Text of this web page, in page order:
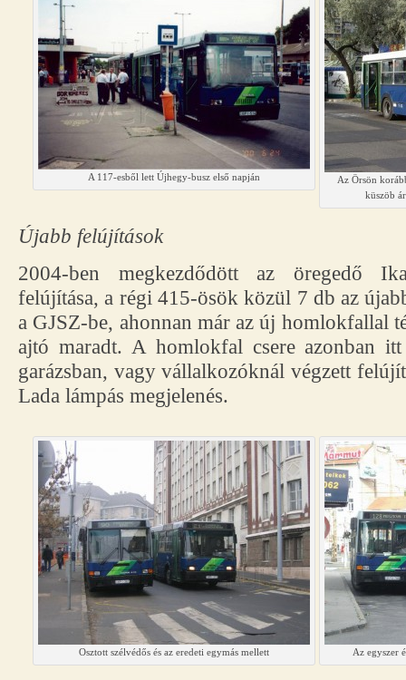
A 117-esből lett Újhegy-busz első napján
Az Örsön
küszöb
Újabb felújítások
2004-ben megkezdődött az öregedő
felújítása, a régi 415-ösök közül 7 db az
a GJSZ-be, ahonnan már az új homlokfallal
ajtó maradt. A homlokfal csere azonban
garázsban, vagy vállalkozóknál végzett
Lada lámpás megjelenés.
Osztott szélvédős és az eredeti egymás mellett Az egyszer